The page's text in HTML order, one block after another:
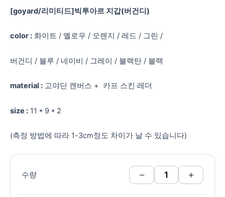
[goyard/리미티드]빅투아르 지갑(버건디)
color : 화이트 / 옐로우 / 오렌지 / 레드 / 그린 /
버건디 / 블루 / 네이비 / 그레이 / 블랙탄 / 블랙
material : 고야딘 캔버스 + 카프 스킨 레더
size : 11 * 9 * 2
(측정 방법에 따라 1-3cm정도 차이가 날 수 있습니다)
수량 − +